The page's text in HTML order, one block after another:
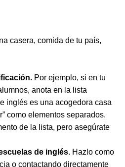
casera, comida de tu país,
Por ejemplo, si en tu
anota en la lista
inglés es una acogedora casa
como elementos separados.
de la lista, pero asegúrate
de inglés. Hazlo como
o contactando directamente